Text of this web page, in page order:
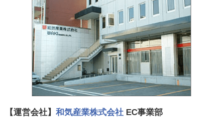
【運営会社】 和気産業株式会社 EC事業部